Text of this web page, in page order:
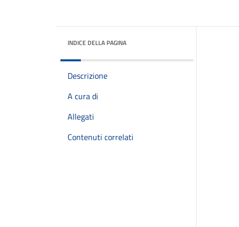
INDICE DELLA PAGINA
Descrizione
A cura di
Allegati
Contenuti correlati